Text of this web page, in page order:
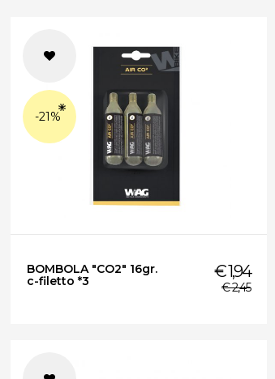
-21%
BOMBOLA "CO2" 16gr.
c-filetto *3
€ 1,94
€ 2,45